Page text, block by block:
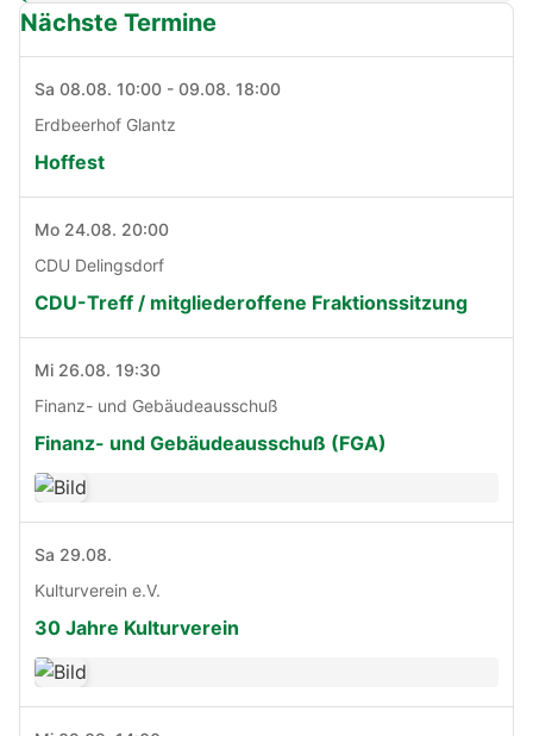
Nächste Termine
Sa 08.08. 10:00 - 09.08. 18:00
Erdbeerhof Glantz
Hoffest
Mo 24.08. 20:00
CDU Delingsdorf
CDU-Treff / mitgliederoffene Fraktionssitzung
Mi 26.08. 19:30
Finanz- und Gebäudeausschuß
Finanz- und Gebäudeausschuß (FGA)
Sa 29.08.
Kulturverein e.V.
30 Jahre Kulturverein